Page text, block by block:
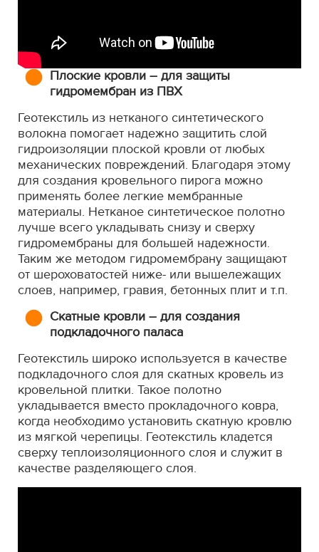
Плоские кровли – для защиты
гидромембран из ПВХ
Геотекстиль из нетканого синтетического
волокна помогает надежно защитить слой
гидроизоляции плоской кровли от любых
механических повреждений. Благодаря этому
для создания кровельного пирога можно
применять более легкие мембранные
материалы. Нетканое синтетическое полотно
лучше всего укладывать снизу и сверху
гидромембраны для большей надежности.
Таким же методом гидромембрану защищают
от шероховатостей ниже- или вышележащих
слоев, например, гравия, бетонных плит и т.п.
Скатные кровли – для создания
подкладочного паласа
Геотекстиль широко используется в качестве
подкладочного слоя для скатных кровель из
кровельной плитки. Такое полотно
укладывается вместо прокладочного ковра,
когда необходимо установить скатную кровлю
из мягкой черепицы. Геотекстиль кладется
сверху теплоизоляционного слоя и служит в
качестве разделяющего слоя.